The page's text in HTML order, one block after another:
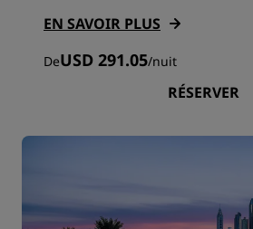
EN SAVOIR PLUS
DeUSD 291.05/nuit
RÉSERVER